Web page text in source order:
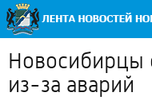
Новосибирцы
из-за аварий